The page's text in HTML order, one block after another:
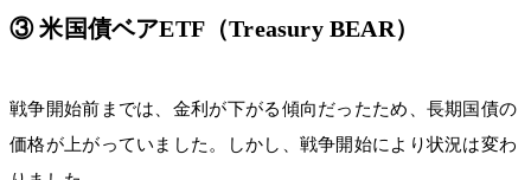
③ 米国債ベアETF（Treasury BEAR）
戦争開始前までは、金利が下がる傾向だったため、長期国債の
価格が上がっていました。しかし、戦争開始により状況は変わ